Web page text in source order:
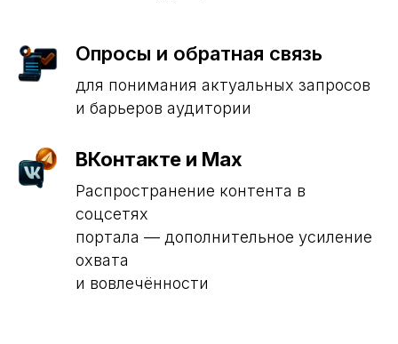
Опросы и обратная связь
для понимания актуальных запросов
и барьеров аудитории
ВКонтакте и Max
Распространение контента в
соцсетях
портала — дополнительное усиление
охвата
и вовлечённости